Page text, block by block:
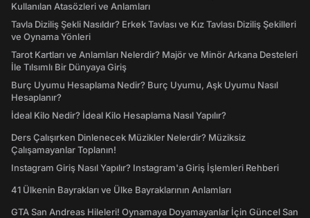
Kullanılan Atasözleri ve Anlamları
Tavla Diziliş Şekli Nasıldır? Erkek Tavlası ve Kız Tavlası Diziliş Şekilleri
ve Oynama Yönleri
Tarot Kartları ve Anlamları Nelerdir? Majör ve Minör Arkana Desteleri
İle Tılsımlı Bir Dünyaya Giriş
Burç Uyumu Hesaplama Nedir? Burç Uyumu, Aşk Uyumu Nasıl
Hesaplanır?
İdeal Kilo Nedir? İdeal Kilo Hesaplama Nasıl Yapılır?
Ders Çalışırken Dinlenecek Müzikler Nelerdir? Müziksiz
Çalışamayanlar Toplanın!
Instagram Giriş Nasıl Yapılır? Instagram'a Giriş İşlemleri Rehberi
41 Ülkenin Bayrakları ve Ülke Bayraklarının Anlamları
GTA San Andreas Hileleri! Oynamaya Doyamayanlar İçin Güncel San